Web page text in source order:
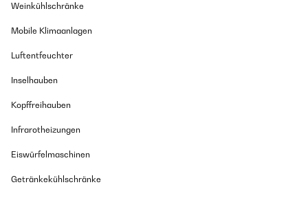
Weinkühlschränke
Mobile Klimaanlagen
Luftentfeuchter
Inselhauben
Kopffreihauben
Infrarotheizungen
Eiswürfelmaschinen
Getränkekühlschränke